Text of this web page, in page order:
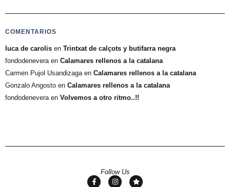
COMENTARIOS
luca de carolis en Trintxat de calçots y butifarra negra
fondodenevera en Calamares rellenos a la catalana
Carmen Pujol Usandizaga en Calamares rellenos a la catalana
Gonzalo Angosto en Calamares rellenos a la catalana
fondodenevera en Volvemos a otro ritmo..!!
Follow Us